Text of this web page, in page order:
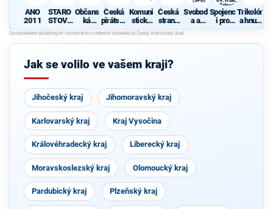
ANO
2011
STARO
STOVÉ
A
NEZÁVI
SLÍ
Občans
ká
demokr
atická
strana
Česká
pirátská
strana
Komuni
stická
strana
Čech a
Moravy
Česká
strana
sociálně
demokr
atická
Svobod
a a
přímá
demokr
acie
Zelení
Spojenc
i pro
Středoč
kraj -
Trikolór
a hnutí
občanů
Jak se volilo ve vašem kraji?
Jihočeský kraj Jihomoravský kraj
Karlovarský kraj Kraj Vysočina
Královéhradecký kraj Liberecký kraj
Moravskoslezský kraj Olomoucký kraj
Pardubický kraj Plzeňský kraj